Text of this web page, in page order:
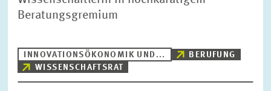
Beratungsgremium
INNOVATIONSÖKONOMIK UND...
BERUFUNG
WISSENSCHAFTSRAT